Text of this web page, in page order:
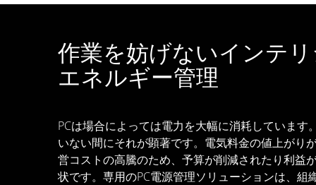
作業を妨げないインテ
エネルギー管理
PCは場合によっては電力を大幅に消耗しています
いない間にそれが顕著です。電気料金の値上がり
営コストの高騰のため、予算が削減されたり利益
状です。専用のPC電源管理ソリューションは、組